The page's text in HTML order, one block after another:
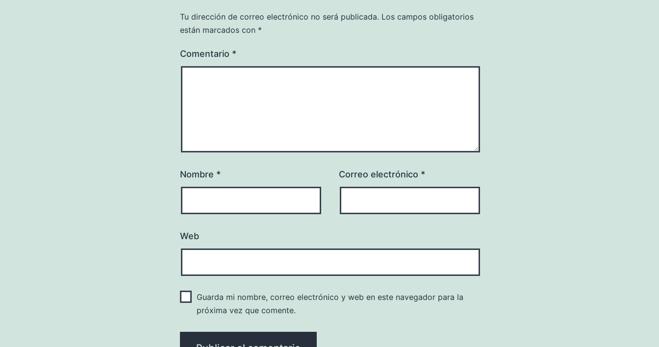
Tu dirección de correo electrónico no será publicada. Los campos obligatorios
están marcados con *
Comentario *
Nombre * Correo electrónico *
Web
Guarda mi nombre, correo electrónico y web en este navegador para la
próxima vez que comente.